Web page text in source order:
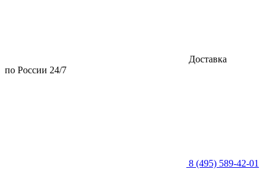
Доставка
по России 24/7
8 (495) 589-42-01